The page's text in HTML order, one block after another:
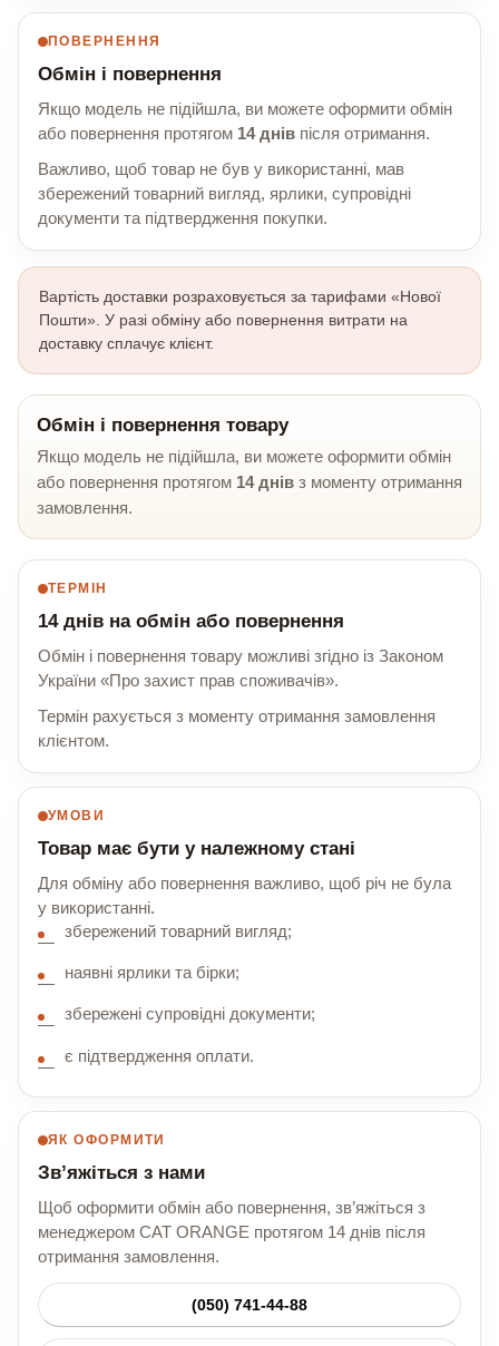
ПОВЕРНЕННЯ
Обмін і повернення
Якщо модель не підійшла, ви можете оформити обмін
або повернення протягом 14 днів після отримання.
Важливо, щоб товар не був у використанні, мав
збережений товарний вигляд, ярлики, супровідні
документи та підтвердження покупки.
Вартість доставки розраховується за тарифами «Нової
Пошти». У разі обміну або повернення витрати на
доставку сплачує клієнт.
Обмін і повернення товару
Якщо модель не підійшла, ви можете оформити обмін
або повернення протягом 14 днів з моменту отримання
замовлення.
ТЕРМІН
14 днів на обмін або повернення
Обмін і повернення товару можливі згідно із Законом
України «Про захист прав споживачів».
Термін рахується з моменту отримання замовлення
клієнтом.
УМОВИ
Товар має бути у належному стані
Для обміну або повернення важливо, щоб річ не була
у використанні.
збережений товарний вигляд;
наявні ярлики та бірки;
збережені супровідні документи;
є підтвердження оплати.
ЯК ОФОРМИТИ
Зв’яжіться з нами
Щоб оформити обмін або повернення, зв’яжіться з
менеджером CAT ORANGE протягом 14 днів після
отримання замовлення.
(050) 741-44-88